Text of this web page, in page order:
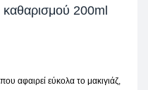
200ml
αφαιρεί εύκολα το μακιγιάζ,